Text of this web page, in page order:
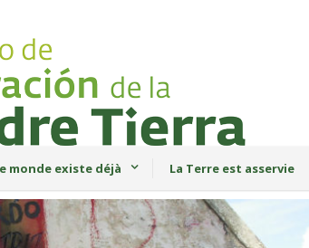
monde existe déjà La Terre est asservie